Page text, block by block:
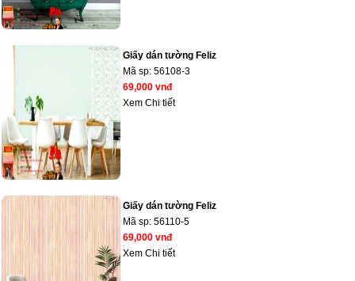
Giấy dán tường Feliz
Mã sp: 56108-3
69,000 vnđ
Xem Chi tiết
Giấy dán tường Feliz
Mã sp: 56110-5
69,000 vnđ
Xem Chi tiết